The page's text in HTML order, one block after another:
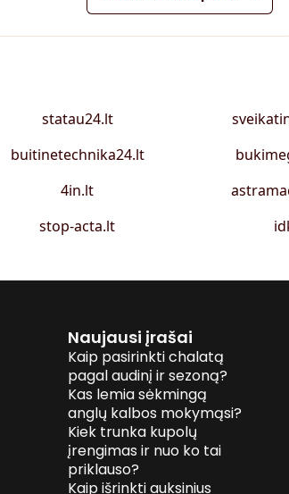
statau24.lt
buitinetechnika24.lt
4in.lt
stop-acta.lt
Naujausi įrašai
Kaip pasirinkti chalatą
pagal audinį ir sezoną?
Kas lemia sėkmingą
anglų kalbos mokymąsi?
Kiek trunka kupolų
įrengimas ir nuo ko tai
priklauso?
Kaip išrinkti auksinius